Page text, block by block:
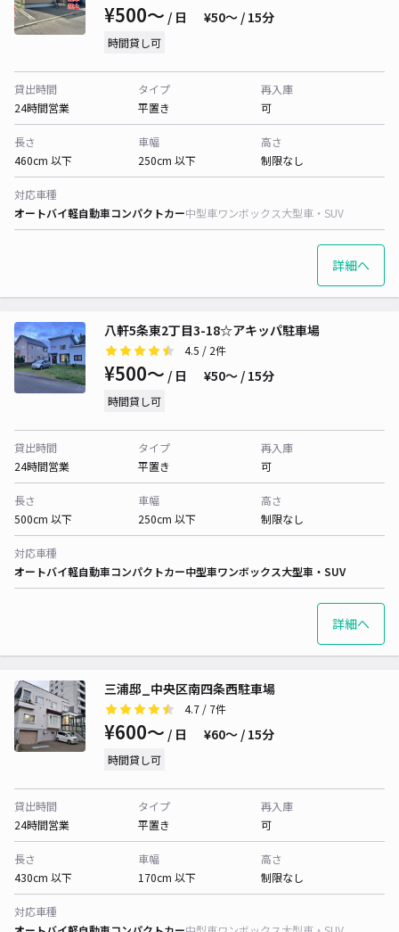
¥500〜 / 日 ¥50〜 / 15分
時間貸し可
貸出時間
24時間営業
タイプ
平置き
再入庫
可
長さ
460cm 以下
車幅
250cm 以下
高さ
制限なし
対応車種
オートバイ軽自動車コンパクトカー中型車ワンボックス大型車・SUV
詳細へ
八軒5条東2丁目3-18☆アキッパ駐車場
4.5 / 2件
¥500〜 / 日 ¥50〜 / 15分
時間貸し可
貸出時間
24時間営業
タイプ
平置き
再入庫
可
長さ
500cm 以下
車幅
250cm 以下
高さ
制限なし
対応車種
オートバイ軽自動車コンパクトカー中型車ワンボックス大型車・SUV
詳細へ
三浦邸_中央区南四条西駐車場
4.7 / 7件
¥600〜 / 日 ¥60〜 / 15分
時間貸し可
貸出時間
24時間営業
タイプ
平置き
再入庫
可
長さ
430cm 以下
車幅
170cm 以下
高さ
制限なし
対応車種